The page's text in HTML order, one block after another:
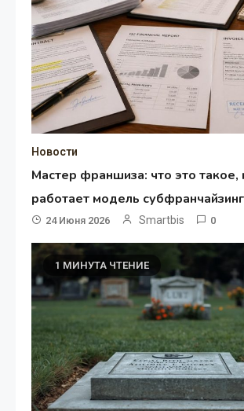
Новости
Мастер франшиза: что это такое,
работает модель
24 Июня 2026 Smartbis 0
1 МИНУТА ЧТЕНИЕ